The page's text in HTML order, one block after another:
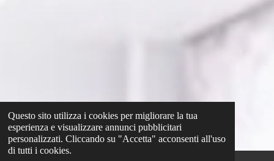
Questo sito utilizza i cookies per migliorare la tua
esperienza e visualizzare annunci pubblicitari
personalizzati. Cliccando su "Accetta" acconsenti all'uso
di tutti i cookies.